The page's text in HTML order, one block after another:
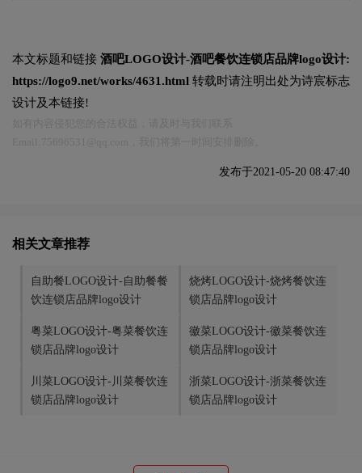
本文标题和链接 酒吧LOGO设计-酒吧餐饮连锁店品牌logo设计:
https://logo9.net/works/4631.html 转载时请注明出处为诗宸标志
设计及本链接!
发布于2021-05-20 08:47:40
相关文章推荐
自助餐LOGO设计-自助餐餐
饮连锁店品牌logo设计
烧烤LOGO设计-烧烤餐饮连
锁店品牌logo设计
粤菜LOGO设计-粤菜餐饮连
锁店品牌logo设计
徽菜LOGO设计-徽菜餐饮连
锁店品牌logo设计
川菜LOGO设计-川菜餐饮连
锁店品牌logo设计
浙菜LOGO设计-浙菜餐饮连
锁店品牌logo设计